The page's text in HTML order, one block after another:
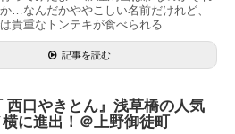
…なんだかややこしい名前だけれど、
貴重なトンテキが食べられる...
記事を読む
西口やきとん』浅草橋の人気
に進出！＠上野御徒町